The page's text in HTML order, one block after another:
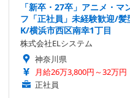
「新卒・27卒」アニメ・
フ「正社員」未経験歓迎/
K/横浜市西区南幸1丁目
株式会社ELシステム
神奈川県
月給26万3,800円～32万円
正社員